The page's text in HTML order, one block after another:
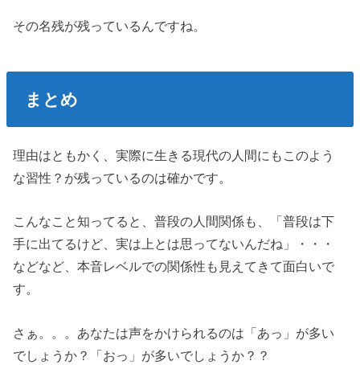
その名残が残っているんですね。
まとめ
理由はともかく、実際に生きる現代の人間にもこのよう
な習性？が残っているのは確かです。
こんなこと知ってると、普段の人間関係も、「普段は下
手に出てるけど、実は上とは思ってないんだね」・・・
などなど、本音レベルでの関係性も見えてきて面白いで
す。
さぁ。。。あなたは声をかけられるのは「あっ」が多い
でしょうか？「おっ」が多いでしょうか？？